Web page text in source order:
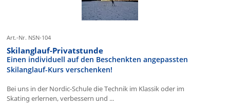
Art.-Nr. NSN-104
Skilanglauf-Privatstunde
Einen individuell auf den Beschenkten angepassten
Skilanglauf-Kurs verschenken!
Bei uns in der Nordic-Schule die Technik im Klassik oder im
Skating erlernen, verbessern und ...